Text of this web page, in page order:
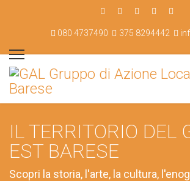
080 4737490 375 8294442
IL TERRITORIO DEL
EST BARESE
Scopri la storia, l'arte, la cultura,